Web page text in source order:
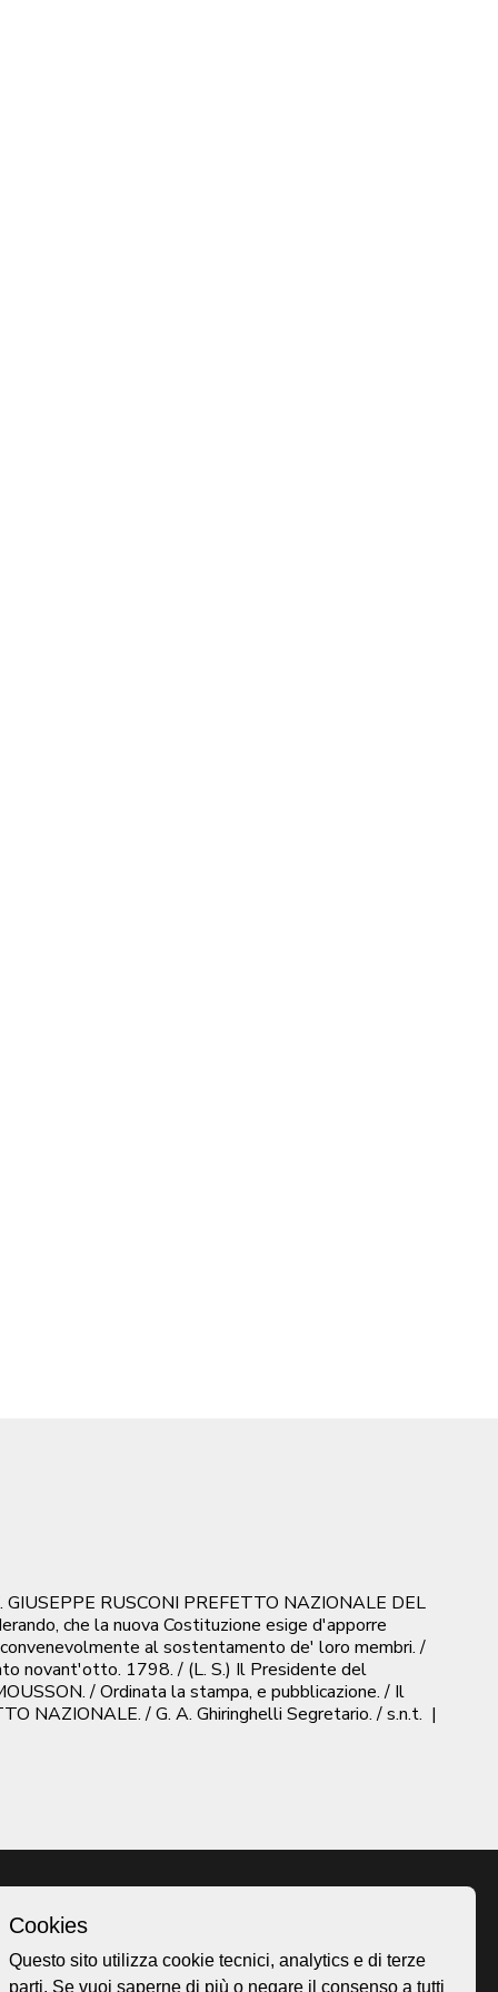
RUSCONI PREFETTO NAZIONALE DEL
che la nuova Costituzione esige d'apporre
al sostenta­mento de' loro membri. /
novant'otto. 1798. / (L. S.) Il Presidente del
/ Ordinata la stampa, e pubblicazione. / Il
NAZIONALE. / G. A. Ghiringhelli Segretario. / s.n.t. |
Homepage
Cookies
Questo sito utilizza cookie tecnici, analytics e di terze
parti. Se vuoi saperne di più o negare il consenso a tutti